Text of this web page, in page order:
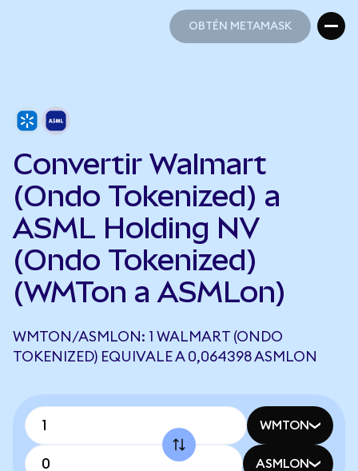
OBTÉN METAMASK
Convertir Walmart
(Ondo Tokenized) a
ASML Holding NV
(Ondo Tokenized)
(WMTon a ASMLon)
WMTON/ASMLON: 1 WALMART (ONDO
TOKENIZED) EQUIVALE A 0,064398 ASMLON
WMTON
ASMLON